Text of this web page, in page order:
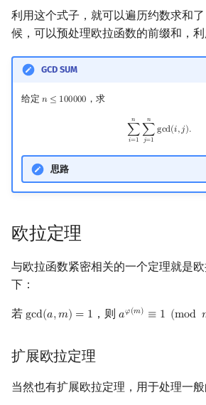
利用这个式子，就可以遍历约数求和
候，可以预处理欧拉函数的前缀和，利
GCD SUM
给定 𝑛 ≤ 100000
n≤100000 ，求
𝑛
∑
𝑖=1
𝑛
∑
𝑗=1
gcd(𝑖,𝑗).
i=1n∑j= gcd ,
思路
欧拉定理
与欧拉函数紧密相关的一个定理就是
下：
若 gcd(𝑎,𝑚) = 1
gcd(a,m)= 1 ，则𝑎𝜑(𝑚) ≡ 1 (mod
aφ(m )≡ 1( modm )
扩展欧拉定理
当然也有扩展欧拉定理，用于处理一